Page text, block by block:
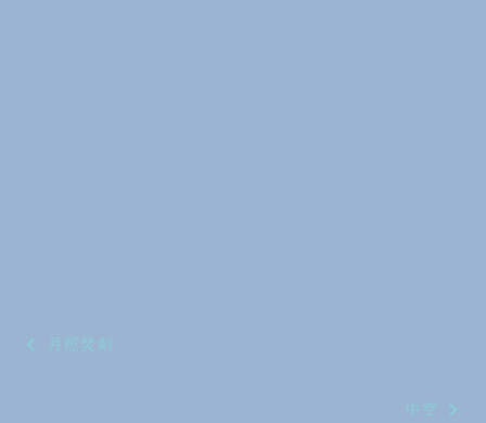
投
月照焚剣
中空